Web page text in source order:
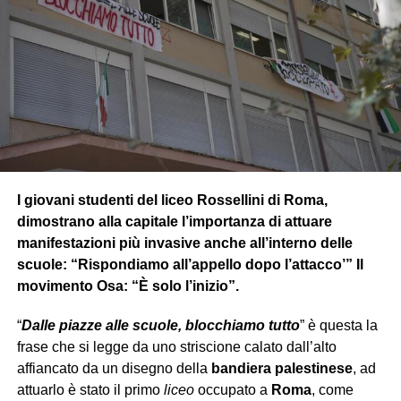
Rogers si unì nella guerra guidando il suo battaglione, ma
pagò uncaro prezzo: la vita dei suoi compagni e il tempo
dellapropria . Dopo essersi risvegliato dal congelamento
alla fine della guerra, scopre che è stata vinta e l’Hydra
sconfitto, ma nota che il mondo non è più come lo aveva
lasciato.
team dello S.H.I.E.L.D affiancato da Vedova Nera
condurrà in diverse missioni sotto copertura. In una di
queste però si rende conto, insieme all’agente Romanoff
(Vedova Nera), che dietro lo S.H.I.E.L.D c’è una
cospirazione interna, e scopre che l’Hydra è
S.H.I.E.L.D, rivelando anche che l’organizzazione ha
manipolatogli eventi globali più minacciosi e letali per
decenni.
I giovani studenti del liceo Rossellini di Roma,
dimostrano alla capitale l’importanza di attuare
manifestazioni più invasive anche all’interno delle
scuole: “Rispondiamo all’appello dopo l’attacco’” Il
movimento Osa: “È solo l’inizio”.
“Dalle piazze alle scuole, blocchiamo tutto” è questa la
frase che si legge da uno striscione calato dall’alto
affiancato da un disegno della bandiera palestinese, ad
attuarlo è stato il primo liceooccupato a Roma, come